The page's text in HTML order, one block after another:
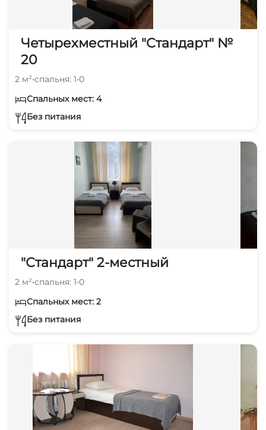
Четырехместный "Стандарт" №
20
2 м²•спальня: 1•0
Спальных мест: 4
Без питания
"Стандарт" 2-местный
2 м²•спальня: 1•0
Спальных мест: 2
Без питания